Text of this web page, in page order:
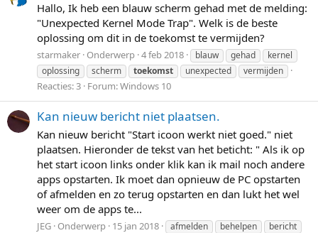
Hallo, Ik heb een blauw scherm gehad met de melding:
"Unexpected Kernel Mode Trap". Welk is de beste
oplossing om dit in de toekomst te vermijden?
starmaker Onderwerp 4 feb 2018 blauw gehad
kernel
oplossing
scherm toekomst unexpected vermijden
Reacties: 3 Forum:Windows 10
Kan nieuw bericht niet plaatsen.
Kan nieuw bericht "Start icoon werkt niet goed." niet
plaatsen. Hieronder de tekst van het beticht: " Als ik op
het start icoon links onder klik kan ik mail noch andere
apps opstarten. Ik moet dan opnieuw de PC opstarten
of afmelden en zo terug opstarten en dan lukt het wel
weer om de apps te...
JEG Onderwerp 15 jan 2018 afmelden behelpen
bericht